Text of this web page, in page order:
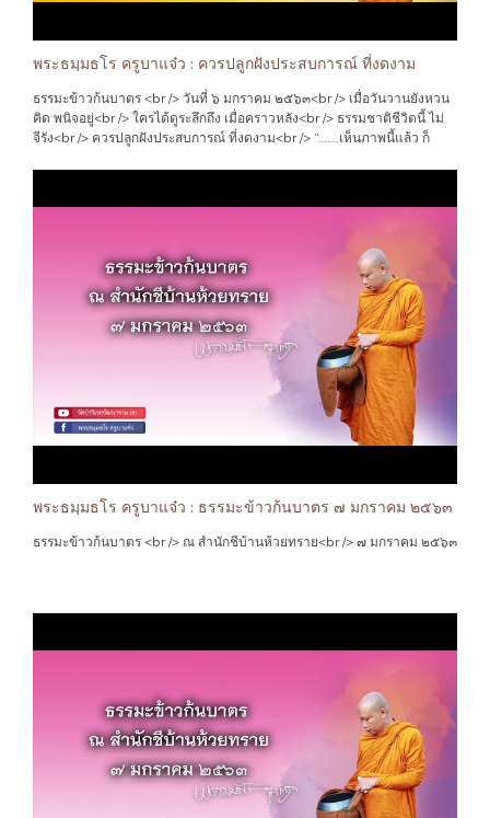
พระธมฺมธโร ครูบาแจ๋ว : ควรปลูกฝังประสบการณ์ ที่งดงาม
ธรรมะข้าวก้นบาตร <br /> วันที่ ๖ มกราคม ๒๕๖๓<br /> เมื่อวันวานยังหวน
คิด พนิจอยู่<br /> ใครได้ดูระลึกถึง เมื่อคราวหลัง<br /> ธรรมชาติชีวิตนี้ ไม่
จีรัง<br /> ควรปลูกฝังประสบการณ์ ที่งดงาม<br /> “…….เห็นภาพนี้แล้ว ก็
และเวลาส่วนใหญ่ ของเด็กในชนบท จึงอยู่กับ ท้องไร่ท้องนา อยู่กับกิจกรรม
ตามวิถี ของประเพณี ทางศาสนา วัดวาอาราม มากกว่า อย่างอื่น<br /> ดังนั้น
วิถีแห่งจิตใจ ที่ได้ซึบซับรับเอา แต่สิ่งที่ดีงาม คือความ เมตตาอารีย์ น้ำใจ
ไมตรี การช่วยเหลือ เผื่อแผ่กัน ดั่งญาติพี่น้อง แม้ผู้ที่ไม่ได้เป็นญาติ ทางสาย
เลือด ก็ตาม แต่วิถีแห่ง พุทธศานานั้น คือคำสอน ที่บ่มเพาะหล่อหลอมจิตใจ
ให้เราเป็นเช่นนั้น ตลอดมา<br /> ว่า เราทุกคน สรรพสัตว์ ทั้งหลาย คือเพื่อน
กัน ที่ไม่มีความเห็นแก่ตัว ที่จะ เอารัดเอาเปรียบ ไม่เบียดเบียนกัน ทั้งทาง กาย
วาจา ใจ<br /> เพราะเราจะรู้ได้ ด้วยจิตสำนึก ในขณะนั้นว่า เรารู้สึกเช่นไร
ต่อการกระทำ และผลของกรรม นั้นๆ ว่าเราเป็นเช่นไร คนอื่น สิ่งอื่น ก็เป็นเช่น
นั้น เหมือนกัน …"
พระธมฺมธโร ครูบาแจ๋ว : ธรรมะข้าวก้นบาตร ๗ มกราคม ๒๕๖๓
ธรรมะข้าวก้นบาตร <br /> ณ สำนักชีบ้านห้วยทราย<br /> ๗ มกราคม ๒๕๖๓